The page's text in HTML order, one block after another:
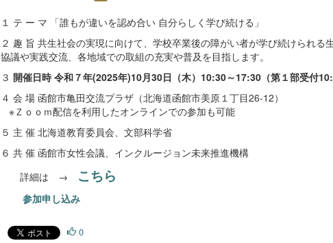
１ テ ー マ 「誰もが違いを認め合い 自分らしく学び続ける」
２ 趣 旨 共生社会の実現に向けて、学校卒業後の障がい者が学び続けられる
協議や実践交流、各地域での取組の充実や普及を目指します。
３ 開催日時 令和７年(2025年)10月30日（木）10:30～17:30（第１部受付
４ 会 場 函館市亀田交流プラザ（北海道函館市美原１丁目26-12）
※Ｚｏｏｍ配信を利用したオンラインでの参加も可能
５ 主 催 北海道教育委員会、文部科学省
６ 共 催 函館市女性会議、インクルージョン未来推進機構
詳細は →
こちら
参加申し込み
0